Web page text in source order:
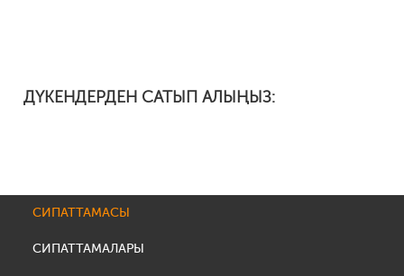
ДҮКЕНДЕРДЕН САТЫП АЛЫҢЫЗ:
СИПАТТАМАСЫ
СИПАТТАМАЛАРЫ